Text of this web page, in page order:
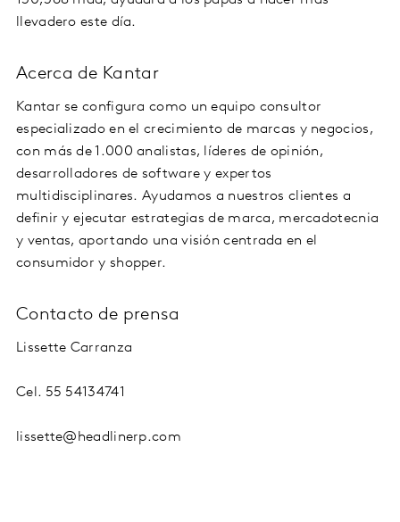
llevadero este día.
Acerca de Kantar
Kantar se configura como un equipo consultor
especializado en el crecimiento de marcas y negocios,
con más de 1.000 analistas, líderes de opinión,
desarrolladores de software y expertos
multidisciplinares. Ayudamos a nuestros clientes a
definir y ejecutar estrategias de marca, mercadotecnia
y ventas, aportando una visión centrada en el
consumidor y shopper.
Contacto de prensa
Lissette Carranza
Cel. 55 54134741
lissette@headlinerp.com